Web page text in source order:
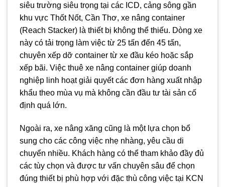
siêu trường siêu trọng tại các ICD, cảng sông gần
khu vực Thốt Nốt, Cần Thơ, xe nâng container
(Reach Stacker) là thiết bị không thể thiếu. Dòng xe
này có tải trọng làm việc từ 25 tấn đến 45 tấn,
chuyên xếp dỡ container từ xe đầu kéo hoặc sắp
xếp bãi. Việc thuê xe nâng container giúp doanh
nghiệp linh hoạt giải quyết các đơn hàng xuất nhập
khẩu theo mùa vụ mà không cần đầu tư tài sản cố
định quá lớn.
Ngoài ra, xe nâng xăng cũng là một lựa chọn bổ
sung cho các công việc nhẹ nhàng, yêu cầu di
chuyển nhiều. Khách hàng có thể tham khảo đầy đủ
các tùy chọn và được tư vấn chuyên sâu để chọn
đúng thiết bị phù hợp với đặc thù công việc tại KCN